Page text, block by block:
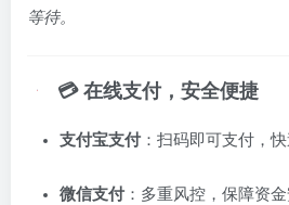
等待。
💳 在线支付，安全便捷
支付宝支付：扫码即可支付，快
微信支付：多重风控，保障资金